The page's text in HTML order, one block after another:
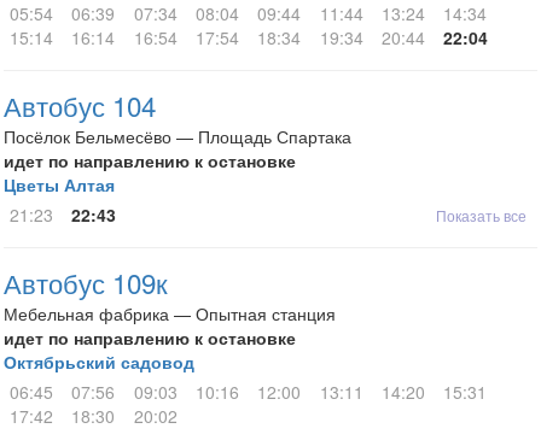
05:54
06:39 07:34 08:04 09:44 11:44 13:24
14:34
15:14
16:14 16:54 17:54 18:34 19:34 20:44 22:04
Автобус 104
Посёлок Бельмесёво — Площадь Спартака
идет по направлению к остановке
Цветы Алтая
21:23
22:43 Показать все
Автобус 109к
Мебельная фабрика — Опытная станция
идет по направлению к остановке
Октябрьский садовод
06:45
07:56 09:03 10:16 12:00 13:11 14:20
15:31
17:42
18:30 20:02